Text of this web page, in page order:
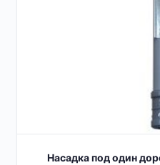
Насадка под один